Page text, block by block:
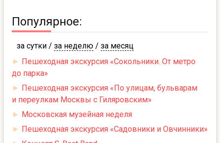
Популярное:
за сутки / за неделю / за месяц
► Пешеходная экскурсия «Сокольники. От метро
до парка»
► Пешеходная экскурсия «По улицам, бульварам
и переулкам Москвы с Гиляровским»
► Московская музейная неделя
► Пешеходная экскурсия «Садовники и Овчинники»